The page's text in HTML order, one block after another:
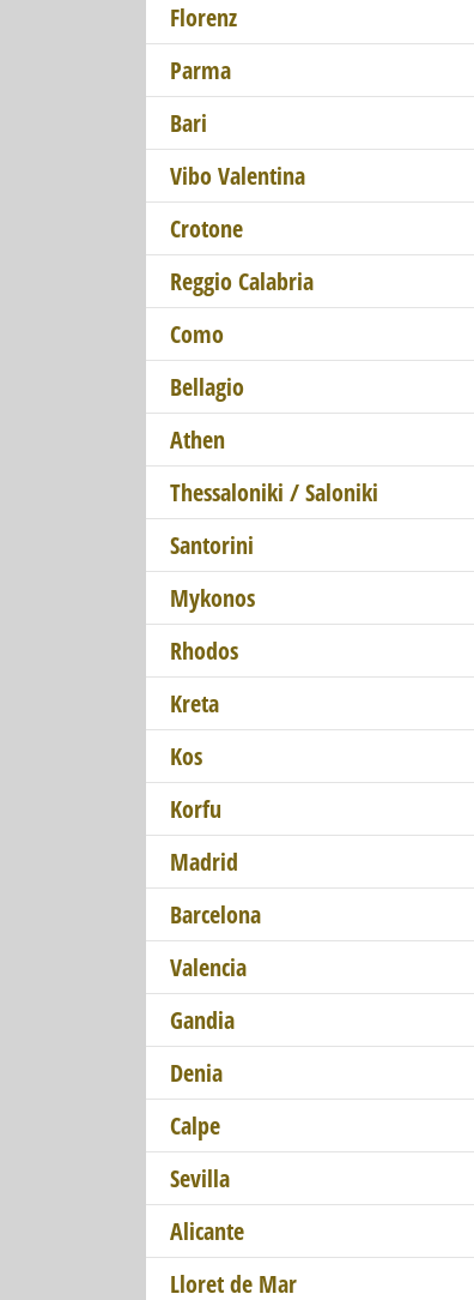
Florenz
Parma
Bari
Vibo Valentina
Crotone
Reggio Calabria
Como
Bellagio
Athen
Thessaloniki / Saloniki
Santorini
Mykonos
Rhodos
Kreta
Kos
Korfu
Madrid
Barcelona
Valencia
Gandia
Denia
Calpe
Sevilla
Alicante
Lloret de Mar